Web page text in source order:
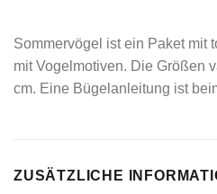
Sommervögel ist ein Paket mit
mit Vogelmotiven. Die Größen
cm. Eine Bügelanleitung ist
ZUSÄTZLICHE